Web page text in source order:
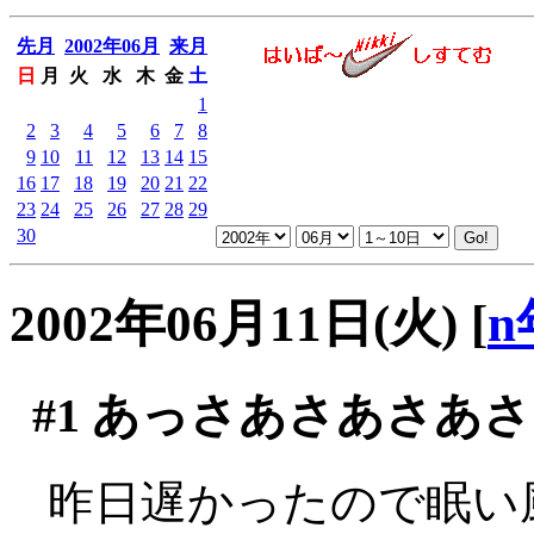
先月 2002年06月
来月
日
月 火 水 木 金 土
1
2
3 4 5 6 7
8
9 10 11 12 13 14 15
16 17 18 19 20 21 22
23 24 25 26 27 28 29
30
2002年06月11日(火) [n
#1 あっさあさあさあ
昨日遅かったので眠い